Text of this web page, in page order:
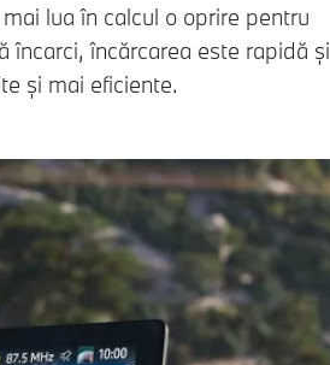
lua în calcul o oprire pentru
încarci, încărcarea este rapidă și
și mai eficiente.